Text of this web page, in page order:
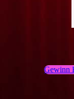
Gewinn